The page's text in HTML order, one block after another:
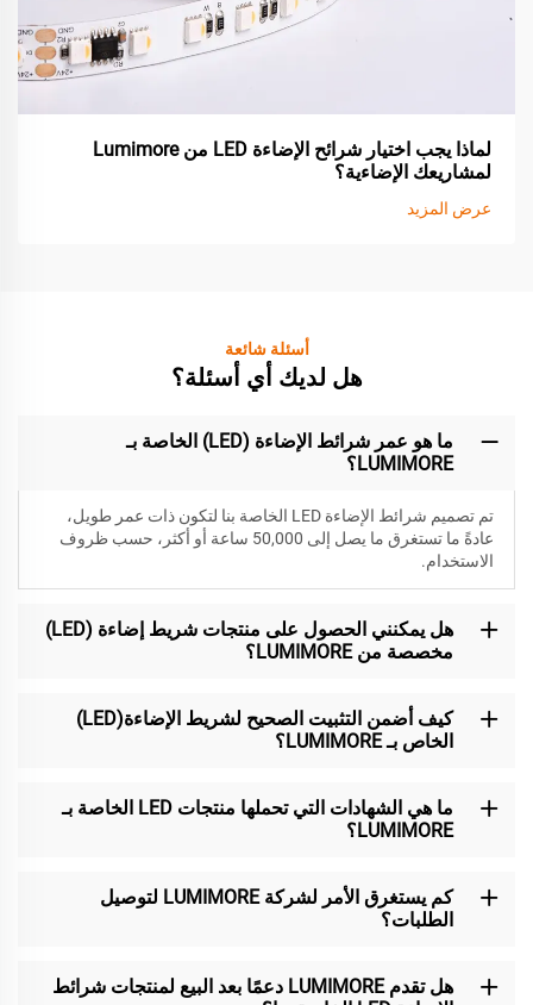
لماذا يجب اختيار شرائح الإضاءة LED من Lumimore
لمشاريعك الإضاءية؟
عرض المزيد
أسئلة شائعة
هل لديك أي أسئلة؟
ما هو عمر شرائط الإضاءة (LED) الخاصة بـ
LUMIMORE؟
تم تصميم شرائط الإضاءة LED الخاصة بنا لتكون
ذات عمر طويل،
عادةً ما تستغرق ما يصل إلى 50,000 ساعة أو أكثر، حسب ظروف
الاستخدام.
هل يمكنني الحصول على منتجات شريط إضاءة (LED)
مخصصة من LUMIMORE؟
كيف أضمن التثبيت الصحيح لشريط الإضاءة(LED)
الخاص بـ LUMIMORE؟
ما هي الشهادات التي تحملها منتجات LED الخاصة بـ
LUMIMORE؟
كم يستغرق الأمر لشركة LUMIMORE لتوصيل
الطلبات؟
هل تقدم LUMIMORE دعمًا بعد البيع لمنتجات شرائط